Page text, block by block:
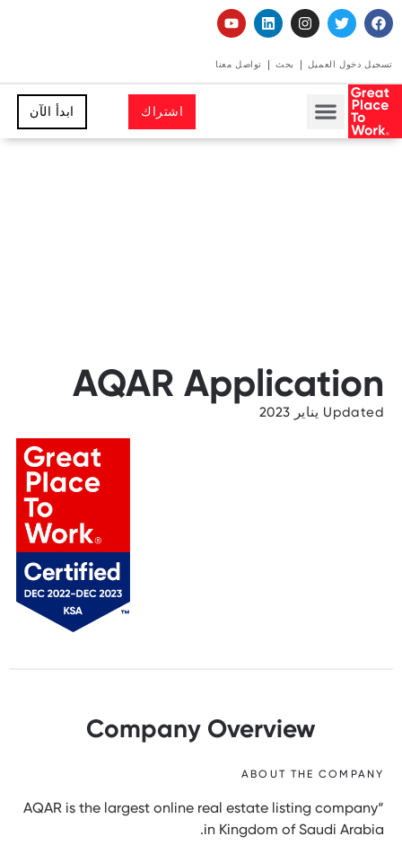
تسجيل دخول العميل بحث تواصل معنا
اشتراك ابدأ الآن
AQAR Application
Updated يناير 2023
Company Overview
ABOUT THE COMPANY
“AQAR is the largest online real estate listing company
in Kingdom of Saudi Arabia.